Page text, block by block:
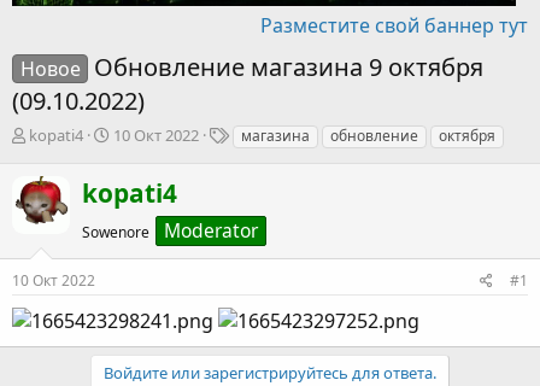
Разместите свой баннер тут
Новое Обновление магазина 9 октября
(09.10.2022)
А
т
о
р
е
м
ы
kopati4
Д
а
а
ч
а
10 Окт 2022
Тмагазина обновление октября
kopati4
Sowenore Moderator
10 Окт 2022 #1
Войдите или зарегистрируйтесь для ответа.